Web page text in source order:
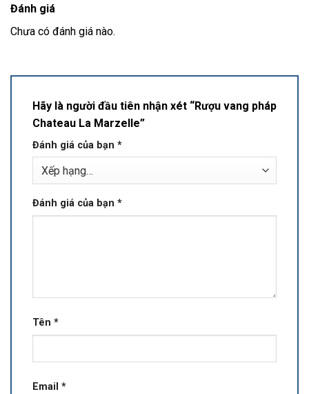
Đánh giá
Chưa có đánh giá nào.
Hãy là người đầu tiên nhận xét “Rượu vang pháp
Chateau La Marzelle”
Đánh giá của bạn *
Đánh giá của bạn *
Tên *
Email *